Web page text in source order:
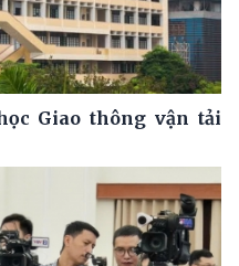
Giao thông vận tải